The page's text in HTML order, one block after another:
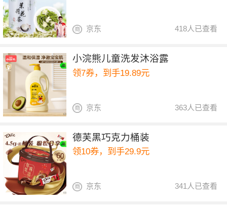
418人已查看
京东
小浣熊儿童洗发沐浴露
领7券，到手19.89元
363人已查看
京东
德芙黑巧克力桶装
领10券，到手29.9元
341人已查看
京东